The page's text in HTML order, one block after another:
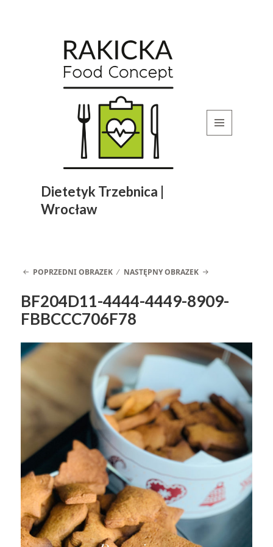
Dietetyk Trzebnica |
Wrocław
POPRZEDNI OBRAZEK NASTĘPNY OBRAZEK
BF204D11-4444-4449-8909-
FBBCCC706F78